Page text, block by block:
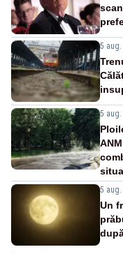
5 aug.
5 aug.
5 aug.
Un